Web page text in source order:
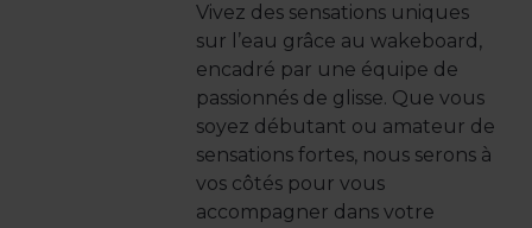
Vivez des sensations uniques
sur l’eau grâce au wakeboard,
encadré par une équipe de
passionnés de glisse. Que vous
soyez débutant ou amateur de
sensations fortes, nous serons à
vos côtés pour vous
accompagner dans votre